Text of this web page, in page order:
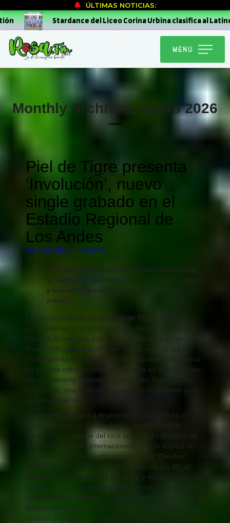
ÚLTIMAS NOTICIAS:
del Liceo Corina Urbina clasifica al Latinoamericano de
MENU
Monthly Archives: enero 2026
Piel de Tigre presenta
‘Involución’, nuevo
single grabado en el
Estadio Regional de
Los Andes
enero 28, 2026 por Rosa Fm
Con más de 25 años de trayectoria musical,
la banda ha destacado con su origen andino
y una mirada crítica sobre la sociedad
actual.-
La histórica banda andina Piel de Tigre
consolidando su trayectoria en la escena musical del
Valle de Aconcagua con el lanzamiento de su
single
‘Involución’, una canción que vuelve a ver la luz en
una segunda versión de estudio, manteniendo intacta
su esencia crítica y reflexiva. El tema es acompañado
por un videoclip grabado en el Estadio Regional de
Los Andes, una locación cargada de simbolismo para
la comunidad local.
La agrupación nace a finales de los años 80 en el
barrio Centenario de Los Andes, en un contexto
marcado por el auge del rock latino y la influencia de
diversas corrientes internacionales. Así lo explicó su
líder, vocalista y segunda guitarra,
Luis ‘Chicho’
Benítez
«Piel de Tigre nace a finales de los 80, al
amparo del rock latino de la época, y las corrientes del
hard rock, el heavy metal inglés y el naciente glam
metal estadounidense». A estas influencias se suma la
admiración por la música chilena, la nueva trova y la
canción social latinoamericana, elementos que dieron